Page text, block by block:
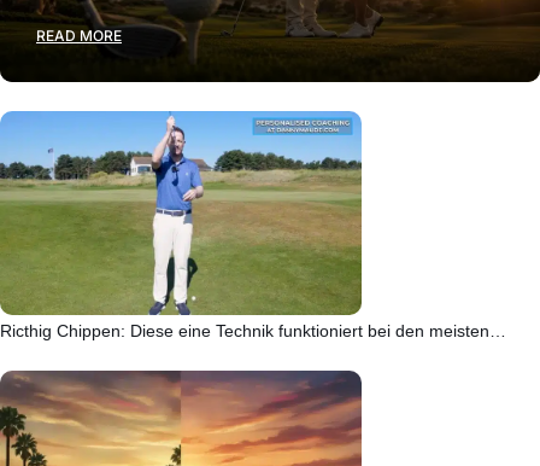
READ MORE
Ricthig Chippen: Diese eine Technik funktioniert bei den meisten…